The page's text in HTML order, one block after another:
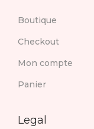
Boutique
Checkout
Mon compte
Panier
Legal